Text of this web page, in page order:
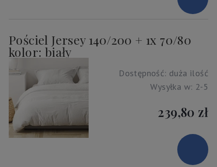
Pościel Jersey 140/200 + 1x 70/80
kolor: biały
Dostępność: duża ilość
Wysyłka w: 2-5
239,80 zł